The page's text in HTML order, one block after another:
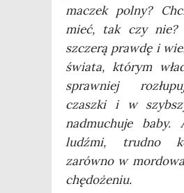
maczek polny?
mieć, tak czy
szcze­rą praw­dę i
świa­ta, któ­rym
spraw­niej
czasz­ki i w
nadmu­chu­je
ludź­mi, trud­no
zarów­no w
chędożeniu.